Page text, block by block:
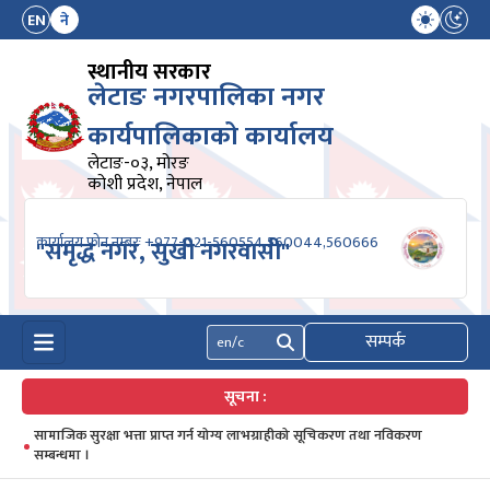
EN ने
स्थानीय सरकार
लेटाङ नगरपालिका नगर
कार्यपालिकाको कार्यालय
लेटाङ-०३, मोरङ
कोशी प्रदेश, नेपाल
कार्यालय फोन नम्बरः +977-021-560554,560044,560666
"समृद्ध नगर, सुखी नगरवासी"
खोज्नुहोस् सम्पर्क
सूचना :
सामाजिक सुरक्षा भत्ता प्राप्त गर्न योग्य लाभग्राहीको सूचिकरण तथा नविकरण
सम्बन्धमा ।